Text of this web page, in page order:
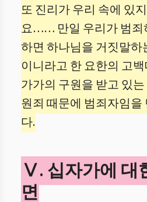
또 진리가 우리 속에 있
요…… 만일 우리가 범죄
하면 하나님을 거짓말하
이니라고 한 요한의 고
가가의 구원을 받고 있
원죄 때문에 범죄자임을
다.
Ⅴ. 십자가에 대
면